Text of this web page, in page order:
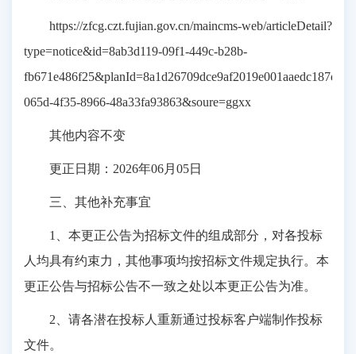
https://zfcg.czt.fujian.gov.cn/maincms-web/articleDetail?
type=notice&id=8ab3d119-09f1-449c-b28b-
065d-4f35-8966-48a33fa93863&soure=ggxx
其他内容不变
更正日期：2026年06月05日
三、其他补充事宜
1、本更正公告为招标文件的组成部分，对各投标
人均具有约束力，其他事项均按招标文件规定执行。本
更正公告与招标公告不一致之处以本更正公告为准。
2、请各潜在投标人重新通过投标客户端制作投标
文件。